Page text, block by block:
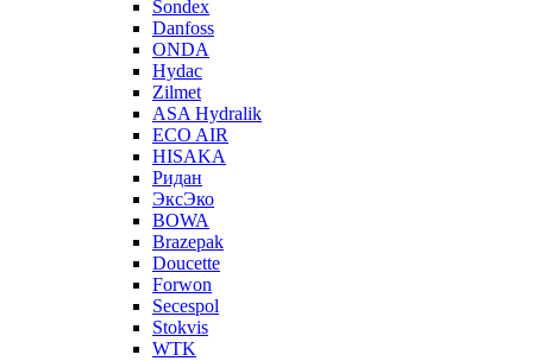
Sondex
Danfoss
ONDA
Hydac
Zilmet
ASA Hydralik
ECO AIR
HISAKA
Ридан
ЭксЭко
BOWA
Brazepak
Doucette
Forwon
Secespol
Stokvis
WTK